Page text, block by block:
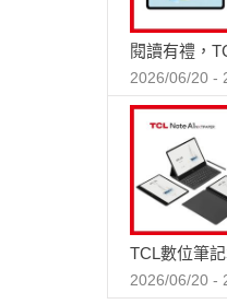
閱讀有禮，
2026/06/20 -
TCL數位筆
2026/06/20 -